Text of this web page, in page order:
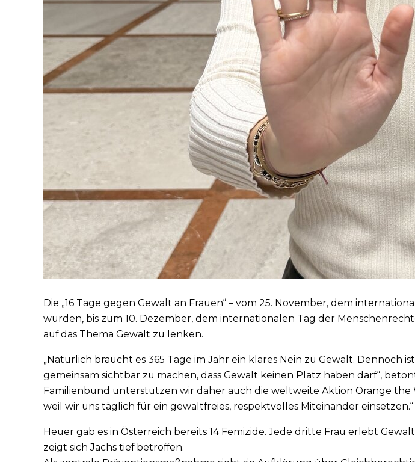
Die „16 Tage gegen Gewalt an Frauen“ – vom 25. November, dem
wurden, bis zum 10. Dezember, dem internationalen Tag der
auf das Thema Gewalt zu lenken.
„Natürlich braucht es 365 Tage im Jahr ein klares Nein zu Gewalt. Dennoch
gemeinsam sichtbar zu machen, dass Gewalt keinen Platz haben darf“,
Familienbund unterstützen wir daher auch die weltweite Aktion Orange the
weil wir uns täglich für ein gewaltfreies, respektvolles Miteinander einsetzen.“
Heuer gab es in Österreich bereits 14 Femizide. Jede dritte Frau erlebt
zeigt sich Jachs tief betroffen.